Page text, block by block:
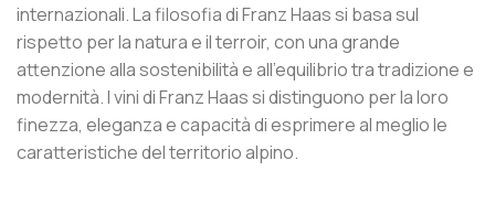
internazionali. La filosofia di Franz Haas si basa sul
rispetto per la natura e il terroir, con una grande
attenzione alla sostenibilità e all'equilibrio tra tradizione e
modernità. I vini di Franz Haas si distinguono per la loro
finezza, eleganza e capacità di esprimere al meglio le
caratteristiche del territorio alpino.